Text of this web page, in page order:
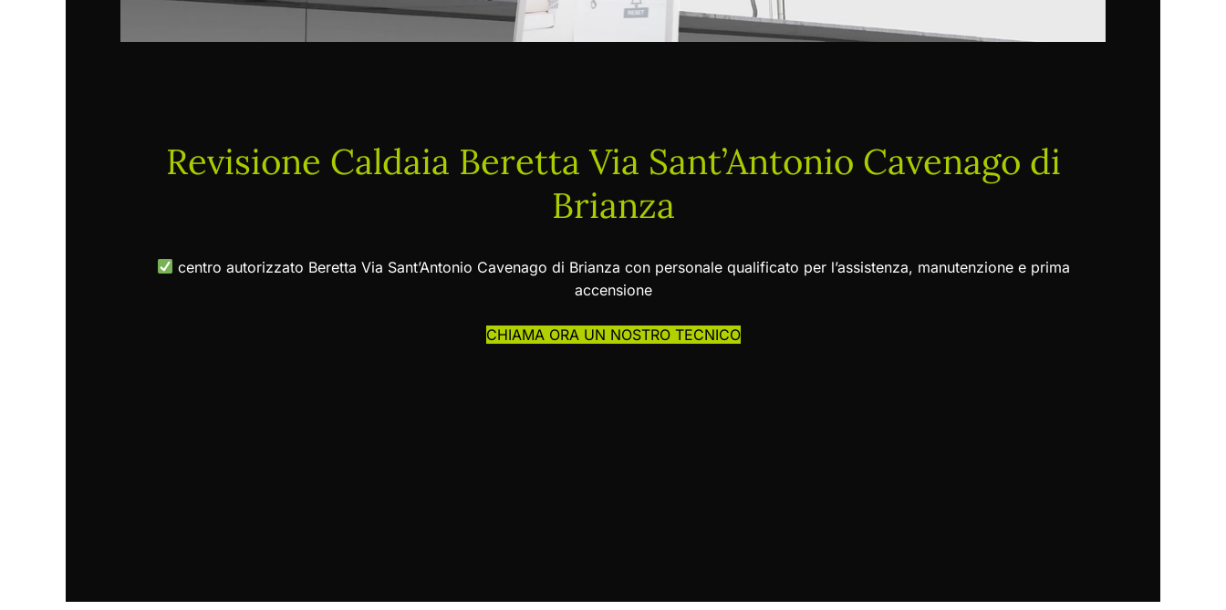
Revisione Caldaia Beretta Via Sant’Antonio Cavenago di
Brianza
centro autorizzato Beretta Via Sant’Antonio Cavenago di Brianza con personale qualificato per l’assistenza, manutenzione e prima
accensione
CHIAMA ORA UN NOSTRO TECNICO